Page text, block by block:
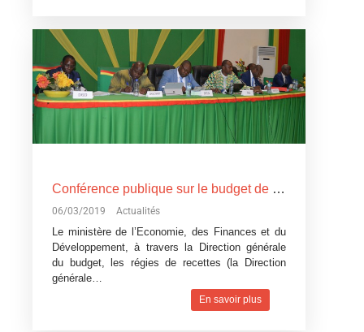
Conférence publique sur le budget de l’Etat, exercice 2019: Devoir de transparence vis-à-vis des citoyens burkinabè
06/03/2019 Actualités
Le ministère de l’Economie, des Finances et du
Développement, à travers la Direction générale
du budget, les régies de recettes (la Direction
générale…
En savoir plus